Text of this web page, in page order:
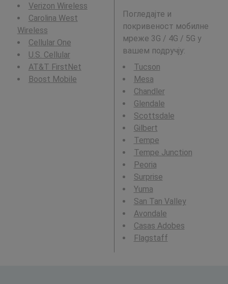
Verizon Wireless
Carolina West
Wireless
Cellular One
U.S. Cellular
AT&T FirstNet
Boost Mobile
Погледајте и
покривеност мобилне
мреже 3G / 4G / 5G у
вашем подручју:
Tucson
Mesa
Chandler
Glendale
Scottsdale
Gilbert
Tempe
Tempe Junction
Peoria
Surprise
Yuma
San Tan Valley
Avondale
Casas Adobes
Flagstaff